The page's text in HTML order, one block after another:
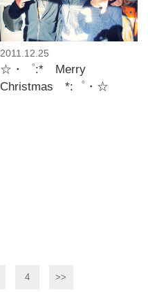
2011.12.25
☆・゜:* Merry
Christmas *:゜・☆
4 >>